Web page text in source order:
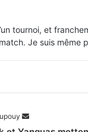
tournoi, et
Je suis même